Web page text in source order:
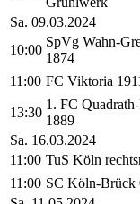
Sa. 09.03.2024
10:00
SpVg Wahn-
1874
11:00 FC Viktoria
13:30
1. FC
1889
Sa. 16.03.2024
11:00 TuS Köln
11:00 SC Köln-Brück